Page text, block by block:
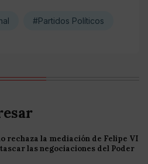
#Partidos Políticos
rechaza la mediación de Felipe VI
las negociaciones del Poder